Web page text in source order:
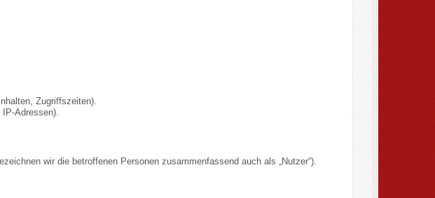
Zugriffszeiten).
Adressen).
wir die betroffenen Personen zusammenfassend auch als „Nutzer“).